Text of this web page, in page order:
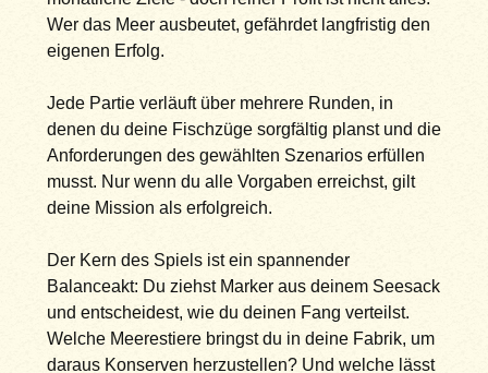
Wer das Meer ausbeutet, gefährdet langfristig den
eigenen Erfolg.
Jede Partie verläuft über mehrere Runden, in
denen du deine Fischzüge sorgfältig planst und die
Anforderungen des gewählten Szenarios erfüllen
musst. Nur wenn du alle Vorgaben erreichst, gilt
deine Mission als erfolgreich.
Der Kern des Spiels ist ein spannender
Balanceakt: Du ziehst Marker aus deinem Seesack
und entscheidest, wie du deinen Fang verteilst.
Welche Meerestiere bringst du in deine Fabrik, um
daraus Konserven herzustellen? Und welche lässt